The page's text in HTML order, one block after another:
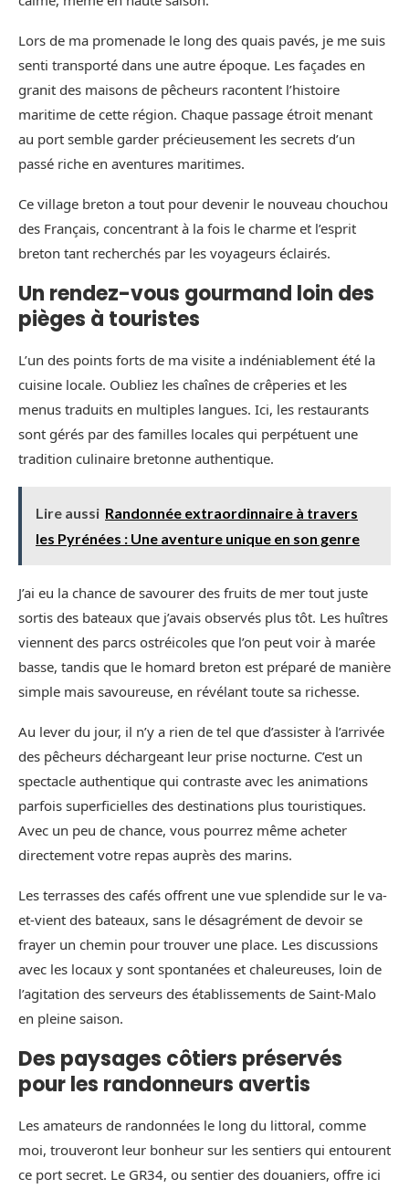
Lors de ma promenade le long des quais pavés, je me suis
senti transporté dans une autre époque. Les façades en
granit des maisons de pêcheurs racontent l’histoire
maritime de cette région. Chaque passage étroit menant
au port semble garder précieusement les secrets d’un
passé riche en aventures maritimes.
Ce village breton a tout pour devenir le nouveau chouchou
des Français, concentrant à la fois le charme et l’esprit
breton tant recherchés par les voyageurs éclairés.
Un rendez-vous gourmand loin des
pièges à touristes
L’un des points forts de ma visite a indéniablement été la
cuisine locale. Oubliez les chaînes de crêperies et les
menus traduits en multiples langues. Ici, les restaurants
sont gérés par des familles locales qui perpétuent une
tradition culinaire bretonne authentique.
Lire aussi Randonnée extraordinnaire à travers
les Pyrénées : Une aventure unique en son genre
J’ai eu la chance de savourer des fruits de mer tout juste
sortis des bateaux que j’avais observés plus tôt. Les huîtres
viennent des parcs ostréicoles que l’on peut voir à marée
basse, tandis que le homard breton est préparé de manière
simple mais savoureuse, en révélant toute sa richesse.
Au lever du jour, il n’y a rien de tel que d’assister à l’arrivée
des pêcheurs déchargeant leur prise nocturne. C’est un
spectacle authentique qui contraste avec les animations
parfois superficielles des destinations plus touristiques.
Avec un peu de chance, vous pourrez même acheter
directement votre repas auprès des marins.
Les terrasses des cafés offrent une vue splendide sur le va-
et-vient des bateaux, sans le désagrément de devoir se
frayer un chemin pour trouver une place. Les discussions
avec les locaux y sont spontanées et chaleureuses, loin de
l’agitation des serveurs des établissements de Saint-Malo
en pleine saison.
Des paysages côtiers préservés
pour les randonneurs avertis
Les amateurs de randonnées le long du littoral, comme
moi, trouveront leur bonheur sur les sentiers qui entourent
ce port secret. Le GR34, ou sentier des douaniers, offre ici